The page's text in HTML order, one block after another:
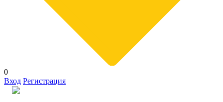
0
Вход Регистрация